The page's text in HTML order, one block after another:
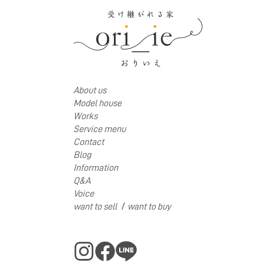
About us
Model house
Works
Service menu
Contact
Blog
Information
Q&A
Voice
want to sell / want to buy